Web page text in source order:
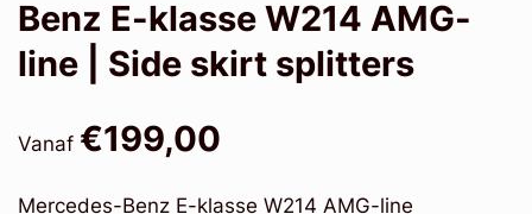
Benz E-klasse W214 AMG-
line | Side skirt splitters
Vanaf €199,00
Mercedes-Benz E-klasse W214 AMG-line